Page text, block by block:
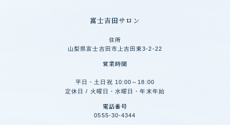
富士吉田サロン
住所
山梨県富士吉田市上吉田東3-2-22
営業時間
平日・土日祝 10:00～18:00
定休日 / 火曜日・水曜日・年末年始
電話番号
0555-30-4344